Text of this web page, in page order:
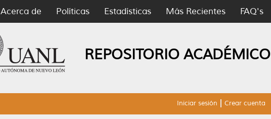
Acerca de Políticas Estadísticas Más Recientes FAQ's
REPOSITORIO
Iniciar sesión Crear cuenta